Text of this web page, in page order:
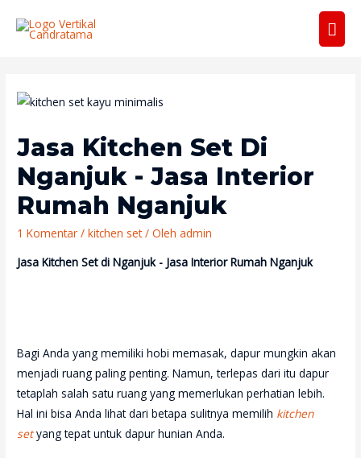
Jasa Kitchen Set Di
Nganjuk - Jasa Interior
Rumah Nganjuk
1 Komentar /kitchen set/ Oleh admin
Jasa Kitchen Set di Nganjuk - Jasa Interior Rumah Nganjuk
Bagi Anda yang memiliki hobi memasak, dapur mungkin akan
menjadi ruang paling penting. Namun, terlepas dari itu dapur
tetaplah salah satu ruang yang memerlukan perhatian lebih.
Hal ini bisa Anda lihat dari betapa sulitnya memilih kitchen
setyang tepat untuk dapur hunian Anda.